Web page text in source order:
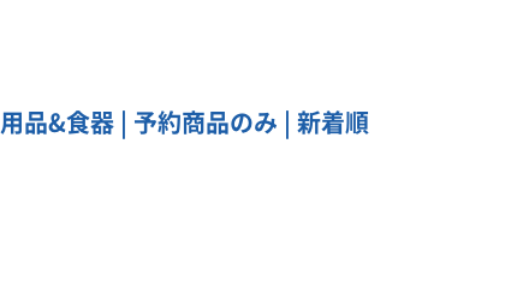
品&食器 | 予約商品のみ | 新着順